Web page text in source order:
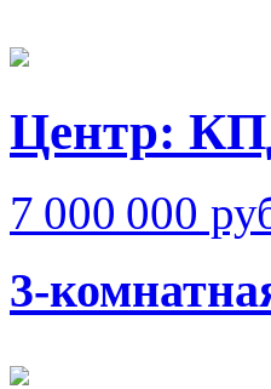
Центр:
7 000 000
3-